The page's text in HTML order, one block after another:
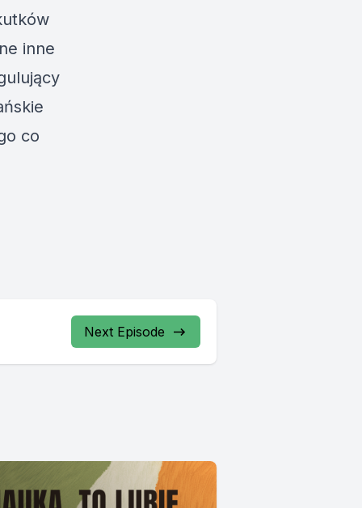
inne
co
Next Episode